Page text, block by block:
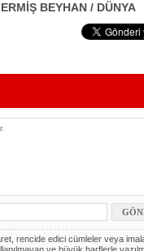
BEYHAN / DÜNYA
rencide edici cümleler veya